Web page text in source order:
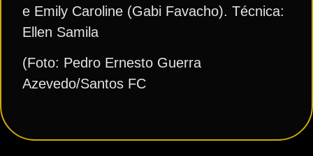
e Emily Caroline (Gabi Favacho). Técnica:
Ellen Samila
(Foto: Pedro Ernesto Guerra
Azevedo/Santos FC